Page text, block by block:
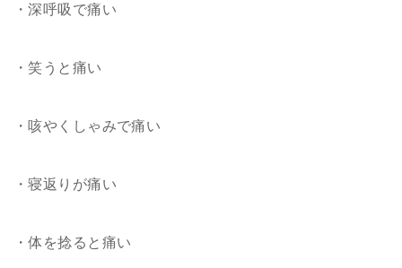
・深呼吸で痛い
・笑うと痛い
・咳やくしゃみで痛い
・寝返りが痛い
・体を捻ると痛い